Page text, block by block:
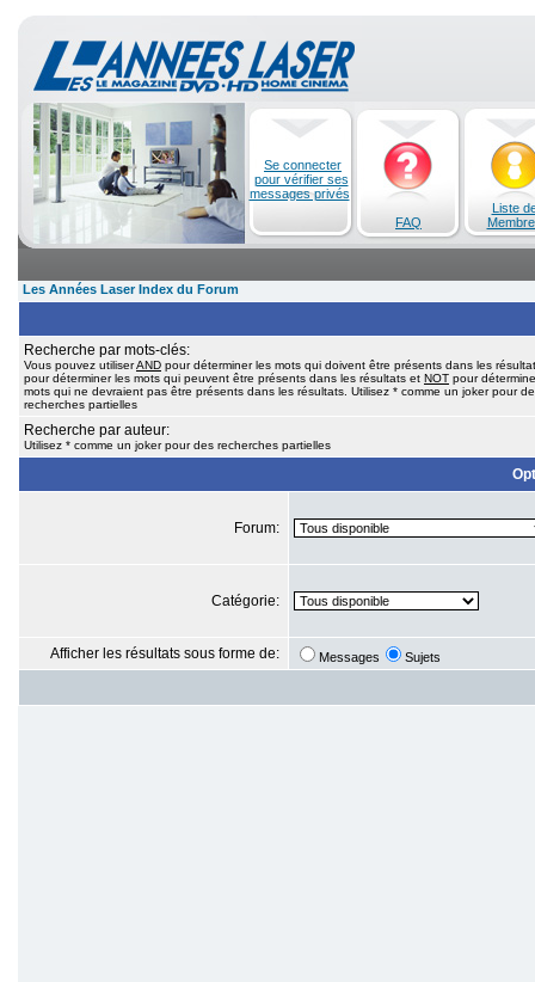
Se connecter
pour vérifier ses
messages privés
FAQ
Liste
Les Années Laser Index du Forum
Recherche par mots-clés:
Vous pouvez utiliserAND pour déterminer les mots qui doivent être présents dans les
pour déterminer les mots qui peuvent être présents dans les résultats et NOT pour
mots qui ne devraient pas être présents dans les résultats. Utilisez * comme un joker pour
recherches partielles
Recherche par auteur:
Utilisez * comme un joker pour des recherches partielles
Forum:
Catégorie:
Afficher les résultats sous forme de: Messages Sujets